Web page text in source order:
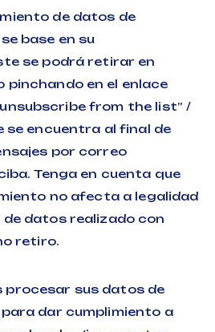
de datos de
base en su
se podrá retirar en
pinchando en el enlace
from the list” /
se encuentra al final de
por correo
Tenga en cuenta que
no afecta a legalidad
datos realizado con
retiro.
procesar sus datos de
dar cumplimiento a